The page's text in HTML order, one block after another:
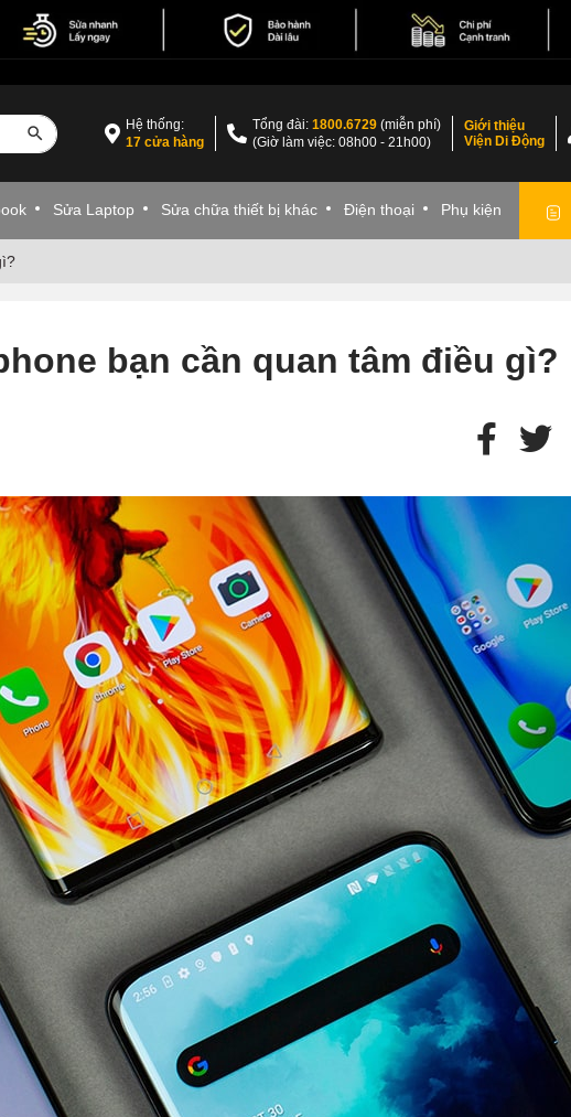
Hệ thống:
17 cửa hàng
Tổng đài:1800.6729 (miễn phí)
(Giờ làm việc: 08h00 - 21h00)
Giới thiệu
Viện Di Động
Sửa Laptop Sửa chữa thiết bị khác Điện thoại Phụ kiện
bạn cần quan tâm điều gì?